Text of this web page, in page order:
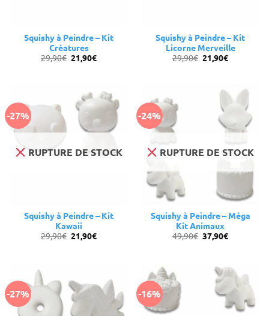
Squishy à Peindre – Kit
Créatures
29,90€ Le
prix
21,90€Le
prix
Squishy à Peindre – Kit
Licorne Merveille
29,90€ Le
prix
29,90€.
21,90€Le
prix
21,90€.
-27%
RUPTURE DE STOCK
Squishy à Peindre – Kit
Kawaii
29,90€ Le
prix
21,90€Le
prix
-24%
RUPTURE DE STOCK
Squishy à Peindre – Méga
Kit Animaux
49,90€ Le
prix
49,90€.
37,90€Le
prix
37,90€.
-27% -16%